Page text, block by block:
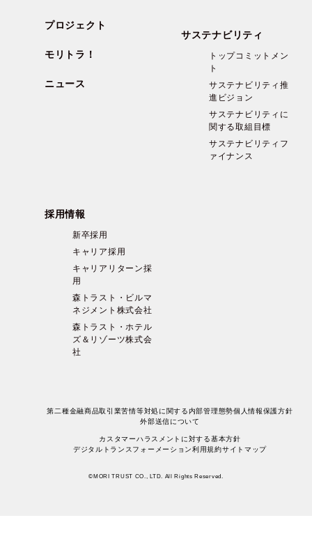
プロジェクト
モリトラ！
ニュース
サステナビリティ
トップコミットメン
ト
サステナビリティ推
進ビジョン
サステナビリティに
関する取組目標
サステナビリティフ
ァイナンス
採用情報
新卒採用
キャリア採用
キャリアリターン採
用
森トラスト・ビルマ
ネジメント株式会社
森トラスト・ホテル
ズ＆リゾーツ株式会
社
第二種金融商品取引業苦情等対処に関する内部管理態勢個人情報保護方針
外部送信について
カスタマーハラスメントに対する基本方針
デジタルトランスフォーメーション利用規約サイトマップ
©MORI TRUST CO., LTD. All Rights Reserved.